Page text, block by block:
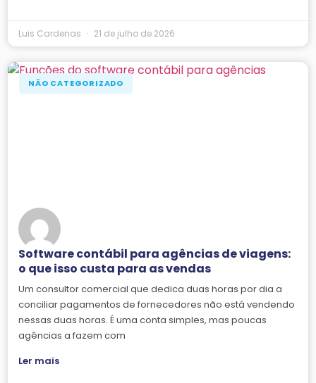
Luis Cardenas 21 de julho de 2026
NÃO CATEGORIZADO
Software contábil para agências de viagens:
o que isso custa para as vendas
Um consultor comercial que dedica duas horas por dia a
conciliar pagamentos de fornecedores não está vendendo
nessas duas horas. É uma conta simples, mas poucas
agências a fazem com
Ler mais